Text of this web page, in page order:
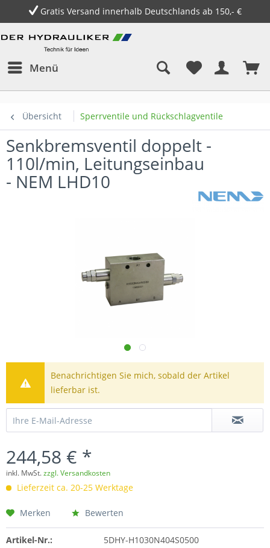
Gratis Versand innerhalb Deutschlands ab 150,- €
Menü
Übersicht Sperrventile und Rückschlagventile
Senkbremsventil doppelt -
110l/min, Leitungseinbau
- NEM LHD10
Benachrichtigen Sie mich, sobald der Artikel
lieferbar ist.
244,58 € *
inkl. MwSt.zzgl. Versandkosten
Lieferzeit ca. 20-25 Werktage
Merken Bewerten
Artikel-Nr.:
5DHY-H1030N404S0500